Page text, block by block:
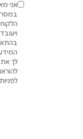
אני
לך את